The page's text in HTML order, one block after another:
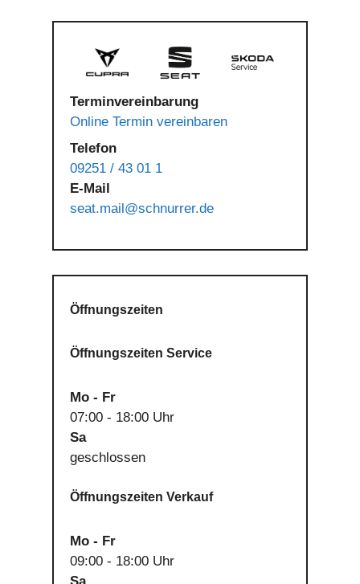
Terminvereinbarung
Online Termin vereinbaren
Telefon
09251 / 43 01 1
E-Mail
seat.mail@schnurrer.de
Öffnungszeiten
Öffnungszeiten Service
Mo - Fr
07:00 - 18:00 Uhr
Sa
geschlossen
Öffnungszeiten Verkauf
Mo - Fr
09:00 - 18:00 Uhr